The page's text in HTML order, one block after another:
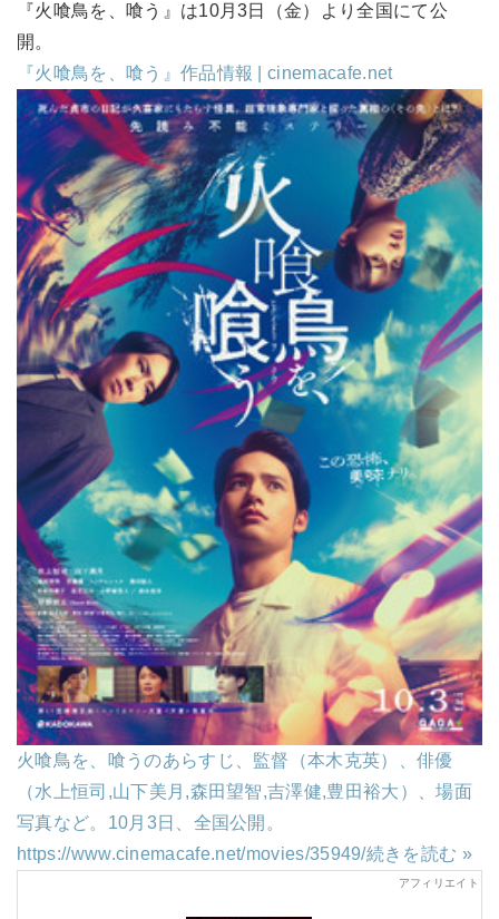
『火喰鳥を、喰う』は10月3日（金）より全国にて公
開。
『火喰鳥を、喰う』作品情報 | cinemacafe.net
火喰鳥を、喰うのあらすじ、監督（本木克英）、俳優
（水上恒司,山下美月,森田望智,吉澤健,豊田裕大）、場面
写真など。10月3日、全国公開。
https://www.cinemacafe.net/movies/35949/続きを読む »